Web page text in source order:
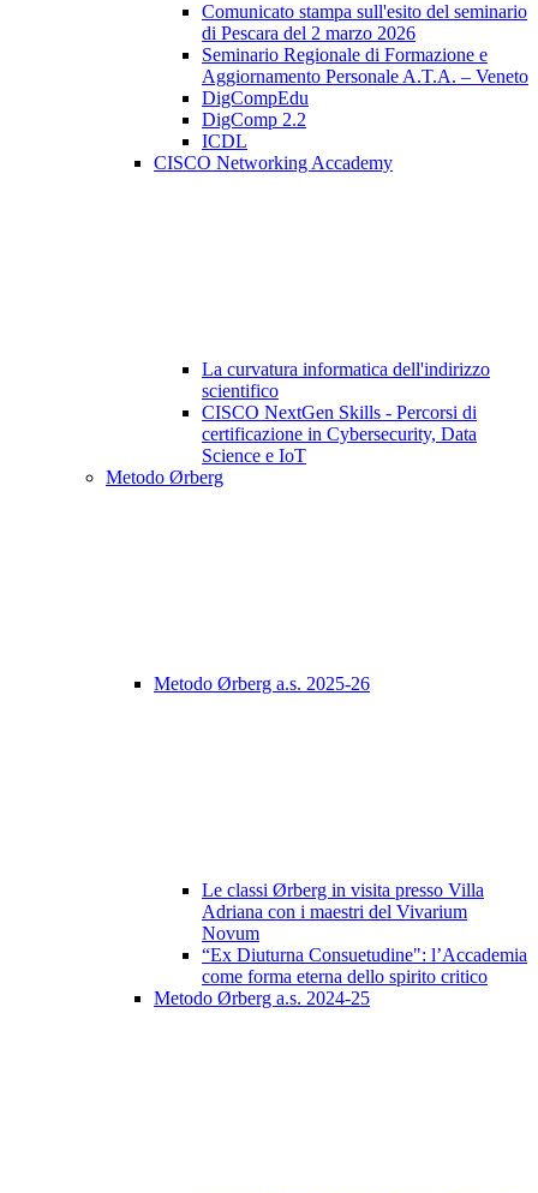
Comunicato stampa sull'esito del seminario
di Pescara del 2 marzo 2026
Seminario Regionale di Formazione e
Aggiornamento Personale A.T.A. – Veneto
DigCompEdu
DigComp 2.2
ICDL
CISCO Networking Accademy
La curvatura informatica dell'indirizzo
scientifico
CISCO NextGen Skills - Percorsi di
certificazione in Cybersecurity, Data
Science e IoT
Metodo Ørberg
Metodo Ørberg a.s. 2025-26
Le classi Ørberg in visita presso Villa
Adriana con i maestri del Vivarium
Novum
“Ex Diuturna Consuetudine": l’Accademia
come forma eterna dello spirito critico
Metodo Ørberg a.s. 2024-25